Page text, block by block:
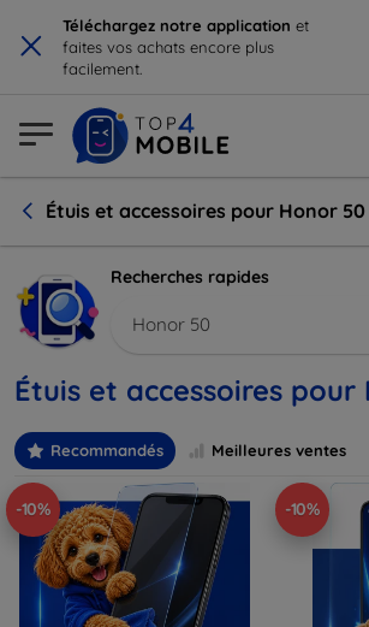
× Téléchargez notre application et
faites vos achats encore plus
facilement.
Étuis et accessoires pour Honor 50
Recherches rapides
Honor 50
Étuis et accessoires pour
Recommandés Meilleures ventes
-10% -10%